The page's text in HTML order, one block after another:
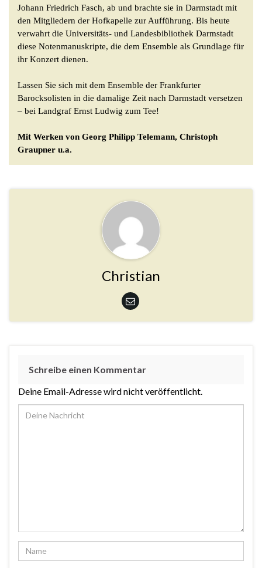
Johann Friedrich Fasch, ab und brachte sie in Darmstadt mit
den Mitgliedern der Hofkapelle zur Aufführung. Bis heute
verwahrt die Universitäts- und Landesbibliothek Darmstadt
diese Notenmanuskripte, die dem Ensemble als Grundlage für
ihr Konzert dienen.
Lassen Sie sich mit dem Ensemble der Frankfurter
Barocksolisten in die damalige Zeit nach Darmstadt versetzen
– bei Landgraf Ernst Ludwig zum Tee!
Mit Werken von Georg Philipp Telemann, Christoph
Graupner u.a.
Christian
Schreibe einen Kommentar
Deine Email-Adresse wird nicht veröffentlicht.